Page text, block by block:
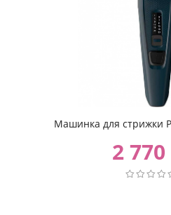
Машинка для стрижки
2